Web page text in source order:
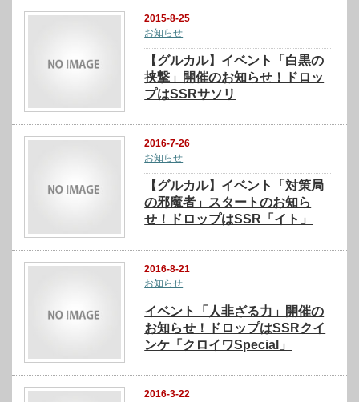
2015-8-25
お知らせ
【グルカル】イベント「白黒の
挟撃」開催のお知らせ！ドロッ
プはSSRサソリ
2016-7-26
お知らせ
【グルカル】イベント「対策局
の邪魔者」スタートのお知ら
せ！ドロップはSSR「イト」
2016-8-21
お知らせ
イベント「人非ざる力」開催の
お知らせ！ドロップはSSRクイ
ンケ「クロイワSpecial」
2016-3-22